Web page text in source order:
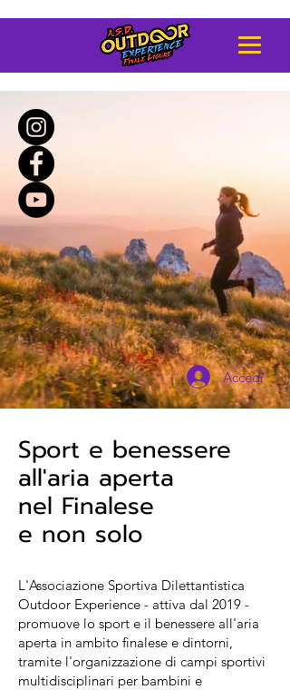
Accedi
Sport e benessere
all'aria aperta
nel Finalese
e non solo
L'Associazione Sportiva Dilettantistica
Outdoor Experience - attiva dal 2019 -
promuove lo sport e il benessere all'aria
aperta in ambito finalese e dintorni,
tramite l'organizzazione di campi sportivi
multidisciplinari per bambini e